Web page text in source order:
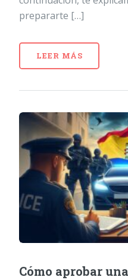
prepararte […]
LEER MÁS
Cómo aprobar